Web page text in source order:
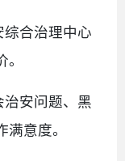
综合治理中心
治安问题、黑
意度。